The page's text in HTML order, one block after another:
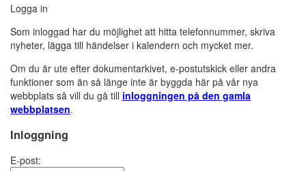
Logga in
Som inloggad har du möjlighet att hitta telefonnummer, skriva
nyheter, lägga till händelser i kalendern och mycket mer.
Om du är ute efter dokumentarkivet, e-postutskick eller andra
funktioner som än så länge inte är byggda här på vår nya
webbplats så vill du gå till inloggningen på den gamla
webbplatsen.
Inloggning
E-post: